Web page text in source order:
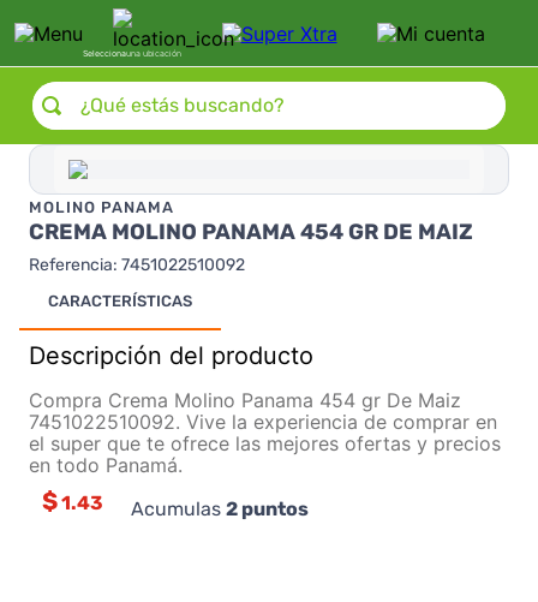
Seleccionauna ubicación
¿Qué estás buscando?
MOLINO PANAMA
CREMA MOLINO PANAMA 454 GR DE MAIZ
Referencia: 7451022510092
CARACTERÍSTICAS
Descripción del producto
Compra Crema Molino Panama 454 gr De Maiz
7451022510092. Vive la experiencia de comprar en
el super que te ofrece las mejores ofertas y precios
en todo Panamá.
$1.43 Acumulas 2puntos